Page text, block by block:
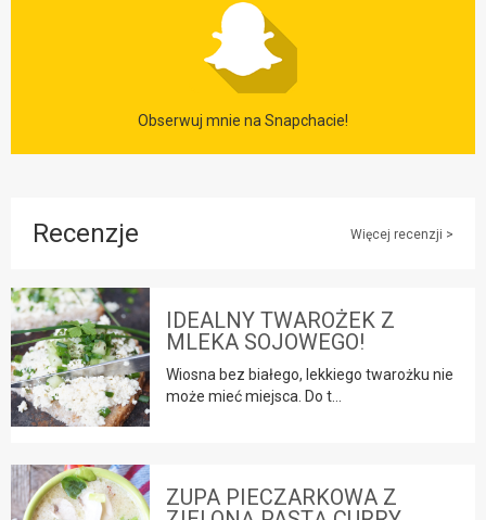
Obserwuj mnie na Snapchacie!
Recenzje Więcej recenzji >
IDEALNY TWAROŻEK Z
MLEKA SOJOWEGO!
Wiosna bez białego, lekkiego twarożku nie
może mieć miejsca. Do t...
ZUPA PIECZARKOWA Z